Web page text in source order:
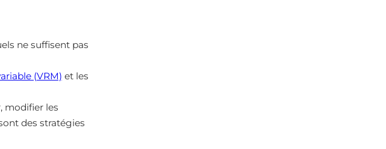
ne suffisent pas
(VRM) et les
modifier les
des stratégies